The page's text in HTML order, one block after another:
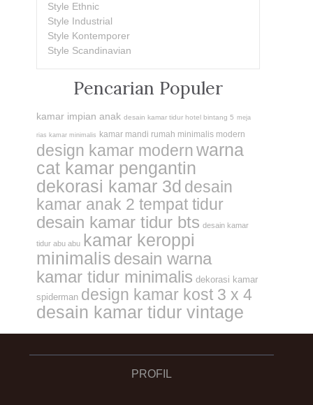
Style Ethnic
Style Industrial
Style Kontemporer
Style Scandinavian
Pencarian Populer
kamar impian anak desain kamar tidur hotel bintang 5 meja
rias kamar minimalis kamar mandi rumah minimalis modern
design kamar modernwarna
cat kamar pengantin
dekorasi kamar 3d desain
kamar anak 2 tempat tidur
desain kamar tidur bts desain kamar
tidur abu abu kamar keroppi
minimalis desain warna
kamar tidur minimalis dekorasi kamar
spiderman design kamar kost 3 x 4
desain kamar tidur vintage
PROFIL